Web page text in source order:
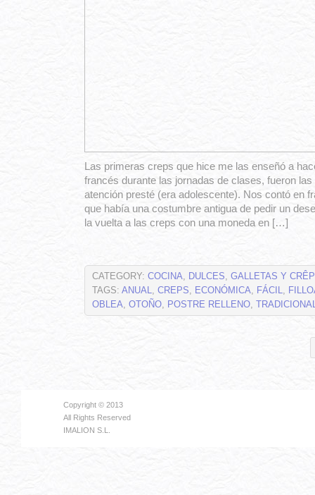
Las primeras creps que hice me las enseñó a
francés durante las jornadas de clases, fueron
atención presté (era adolescente). Nos contó en
que había una costumbre antigua de pedir un
la vuelta a las creps con una moneda en […]
CATEGORY: COCINA, DULCES, GALLETAS Y
TAGS: ANUAL, CREPS, ECONÓMICA, FÁCIL,
OBLEA, OTOÑO, POSTRE RELLENO,
Copyright © 2013
All Rights Reserved
IMALION S.L.